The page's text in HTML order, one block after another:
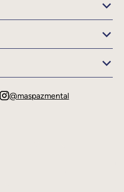
@maspazmental